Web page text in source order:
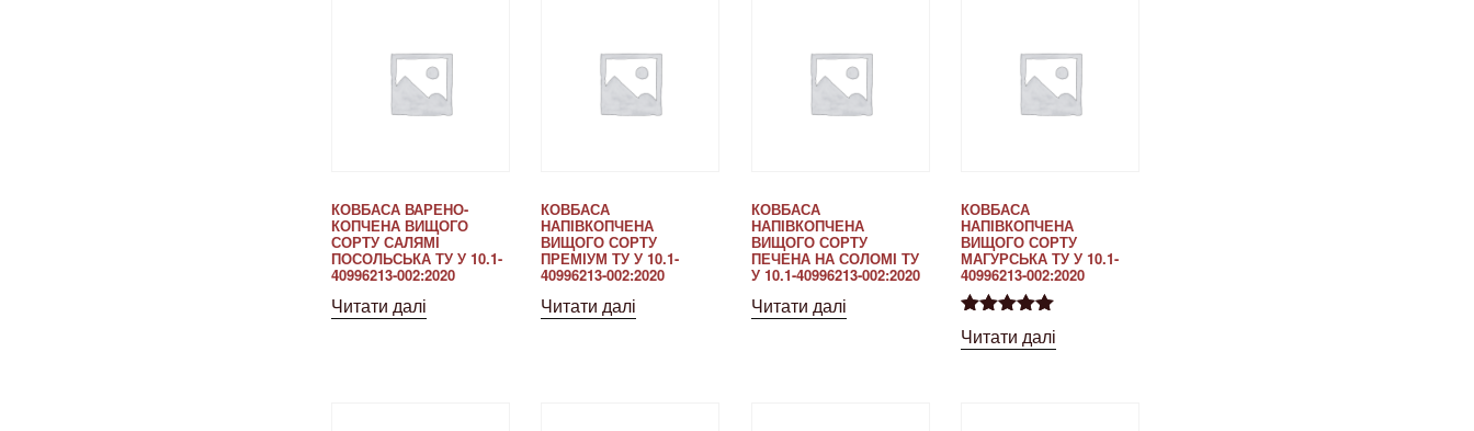
КОВБАСА ВАРЕНО-
КОПЧЕНА ВИЩОГО
СОРТУ САЛЯМІ
ПОСОЛЬСЬКА ТУ У 10.1-
40996213-002:2020
Читати далі
КОВБАСА
НАПІВКОПЧЕНА
ВИЩОГО СОРТУ
ПРЕМІУМ ТУ У 10.1-
40996213-002:2020
Читати далі
КОВБАСА
НАПІВКОПЧЕНА
ВИЩОГО СОРТУ
ПЕЧЕНА НА СОЛОМІ ТУ
У 10.1-40996213-002:2020
Читати далі
КОВБАСА
НАПІВКОПЧЕНА
ВИЩОГО СОРТУ
МАГУРСЬКА ТУ У 10.1-
40996213-002:2020
Оцінено в
5.00з 5
Читати далі